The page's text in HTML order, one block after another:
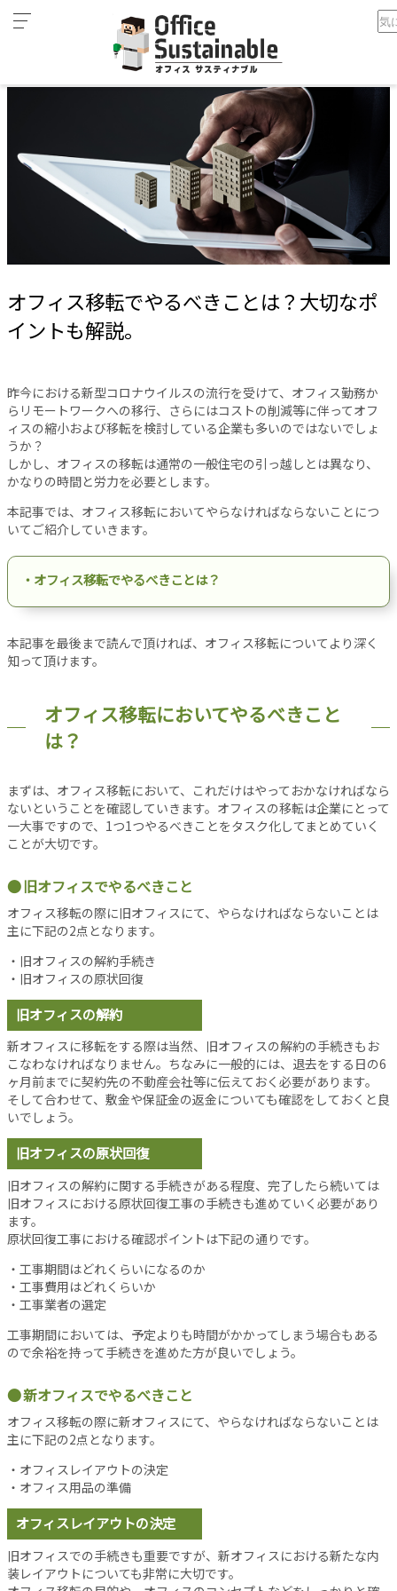
フ
ィ
テ
ワ
ー
ク
間
設
備
フ
ィ
ス
工
リ
ベ
ー
シ
パ
ー
シ
ョ
ン
フ
ス
消
防
設
備
コ
ラ
ム
各
種
投
稿
記
事
新
着
記
事
注
目
記
人
気
記
お
す
め
記
事
オフィス移転でやるべきことは？大切なポイントも解説。
オフィス移転でやるべきことは？大切なポ
イントも解説。
昨今における新型コロナウイルスの流行を受けて、オフィス勤務か
らリモートワークへの移行、さらにはコストの削減等に伴ってオフ
ィスの縮小および移転を検討している企業も多いのではないでしょ
うか？
しかし、オフィスの移転は通常の一般住宅の引っ越しとは異なり、
かなりの時間と労力を必要とします。
本記事では、オフィス移転においてやらなければならないことにつ
いてご紹介していきます。
・オフィス移転でやるべきことは？
本記事を最後まで読んで頂ければ、オフィス移転についてより深く
知って頂けます。
オフィス移転においてやるべきこと
は？
まずは、オフィス移転において、これだけはやっておかなければなら
ないということを確認していきます。オフィスの移転は企業にとって
一大事ですので、1つ1つやるべきことをタスク化してまとめていく
ことが大切です。
旧オフィスでやるべきこと
オフィス移転の際に旧オフィスにて、やらなければならないことは
主に下記の2点となります。
・旧オフィスの解約手続き
・旧オフィスの原状回復
旧オフィスの解約
新オフィスに移転をする際は当然、旧オフィスの解約の手続きもお
こなわなければなりません。ちなみに一般的には、退去をする日の6
ヶ月前までに契約先の不動産会社等に伝えておく必要があります。
そして合わせて、敷金や保証金の返金についても確認をしておくと良
いでしょう。
旧オフィスの原状回復
旧オフィスの解約に関する手続きがある程度、完了したら続いては
旧オフィスにおける原状回復工事の手続きも進めていく必要があり
ます。
原状回復工事における確認ポイントは下記の通りです。
・工事期間はどれくらいになるのか
・工事費用はどれくらいか
・工事業者の選定
工事期間においては、予定よりも時間がかかってしまう場合もある
ので余裕を持って手続きを進めた方が良いでしょう。
新オフィスでやるべきこと
オフィス移転の際に新オフィスにて、やらなければならないことは
主に下記の2点となります。
・オフィスレイアウトの決定
・オフィス用品の準備
オフィスレイアウトの決定
旧オフィスでの手続きも重要ですが、新オフィスにおける新たな内
装レイアウトについても非常に大切です。